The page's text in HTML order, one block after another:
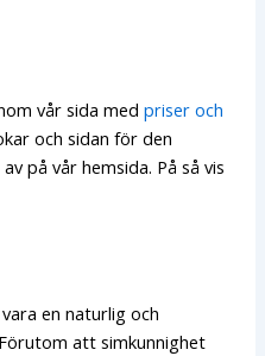
vår sida medpriser och
och sidan för den
på vår hemsida. På så vis
en naturlig och
att simkunnighet